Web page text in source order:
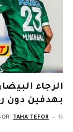
الرجاء
بهدفين دون
TAHA TEFOR 15 سبتمبر، 2025